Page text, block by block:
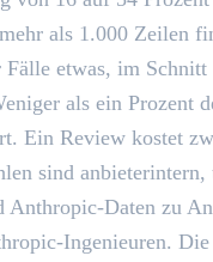
als 1.000 Zeilen
Fälle etwas, im Schnitt
als ein Prozent
Ein Review kostet
sind anbieterintern,
Anthropic-Daten zu
Ingenieuren.